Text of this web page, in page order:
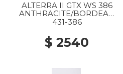
ALTERRA II GTX WS 386
ANTHRACITE/BORDEAU
X
431-386
$ 2540